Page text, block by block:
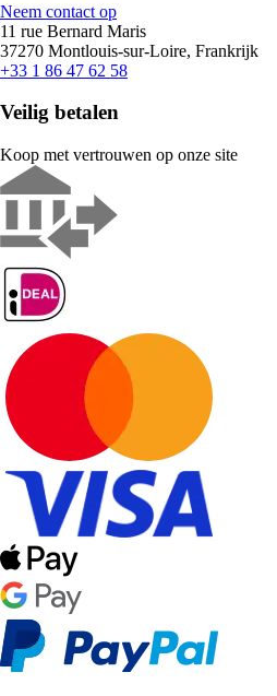
Neem contact op
11 rue Bernard Maris
37270 Montlouis-sur-Loire, Frankrijk
+33 1 86 47 62 58
Veilig betalen
Koop met vertrouwen op onze site